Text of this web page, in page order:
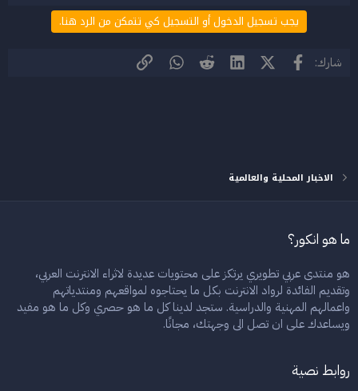
يجب تسجيل الدخول أو التسجيل كي تتمكن من الرد هنا.
شارك: فيسبوك X (Twitter)
LinkedIn
Reddit
WhatsApp
الرابط
الاخبار المحلية والعالمية
ما هو انكور؟
هو منتدى عربي تطويري يرتكز على محتويات عديدة لاثراء الانترنت العربي،
وتقديم الفائدة لرواد الانترنت بكل ما يحتاجوه لمواقعهم ومنتدياتهم
واعمالهم المهنية والدراسية. ستجد لدينا كل ما هو حصري وكل ما هو مفيد
ويساعدك على ان تصل الى وجهتك، مجانًا.
روابط نصية